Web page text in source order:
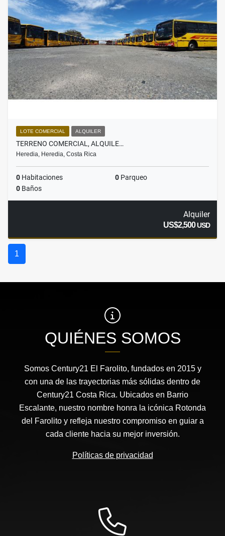
LOTE COMERCIAL ALQUILER
TERRENO COMERCIAL, ALQUILE…
Heredia, Heredia, Costa Rica
0 Habitaciones 0 Parqueo
0 Baños
Alquiler
US$2,500USD
1
QUIÉNES SOMOS
Somos Century21 El Farolito, fundados en 2015 y
con una de las trayectorias más sólidas dentro de
Century21 Costa Rica. Ubicados en Barrio
Escalante, nuestro nombre honra la icónica Rotonda
del Farolito y refleja nuestro compromiso en guiar a
cada cliente hacia su mejor inversión.
Políticas de privacidad